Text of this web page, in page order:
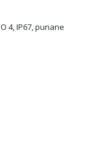
4, IP67, punane